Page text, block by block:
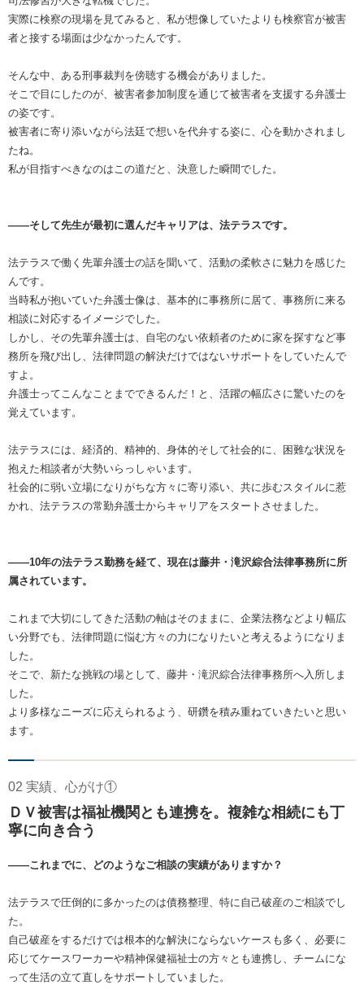
実際に検察の現場を見てみると、私が想像していたよりも検察官が被害
者と接する場面は少なかったんです。
そんな中、ある刑事裁判を傍聴する機会がありました。
そこで目にしたのが、被害者参加制度を通じて被害者を支援する弁護士
の姿です。
被害者に寄り添いながら法廷で想いを代弁する姿に、心を動かされまし
たね。
私が目指すべきなのはこの道だと、決意した瞬間でした。
――そして先生が最初に選んだキャリアは、法テラスです。
法テラスで働く先輩弁護士の話を聞いて、活動の柔軟さに魅力を感じた
んです。
当時私が抱いていた弁護士像は、基本的に事務所に居て、事務所に来る
相談に対応するイメージでした。
しかし、その先輩弁護士は、自宅のない依頼者のために家を探すなど事
務所を飛び出し、法律問題の解決だけではないサポートをしていたんで
すよ。
弁護士ってこんなことまでできるんだ！と、活躍の幅広さに驚いたのを
覚えています。
法テラスには、経済的、精神的、身体的そして社会的に、困難な状況を
抱えた相談者が大勢いらっしゃいます。
社会的に弱い立場になりがちな方々に寄り添い、共に歩むスタイルに惹
かれ、法テラスの常勤弁護士からキャリアをスタートさせました。
――10年の法テラス勤務を経て、現在は藤井・滝沢綜合法律事務所に所
属されています。
これまで大切にしてきた活動の軸はそのままに、企業法務などより幅広
い分野でも、法律問題に悩む方々の力になりたいと考えるようになりま
した。
そこで、新たな挑戦の場として、藤井・滝沢綜合法律事務所へ入所しま
した。
より多様なニーズに応えられるよう、研鑽を積み重ねていきたいと思い
ます。
02 実績、心がけ①
ＤＶ被害は福祉機関とも連携を。複雑な相続にも丁
寧に向き合う
――これまでに、どのようなご相談の実績がありますか？
法テラスで圧倒的に多かったのは債務整理、特に自己破産のご相談でし
た。
自己破産をするだけでは根本的な解決にならないケースも多く、必要に
応じてケースワーカーや精神保健福祉士の方々とも連携し、チームにな
って生活の立て直しをサポートしていました。